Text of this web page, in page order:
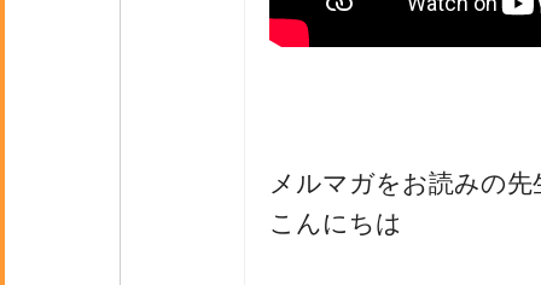
メルマガをお読みの先
こんにちは